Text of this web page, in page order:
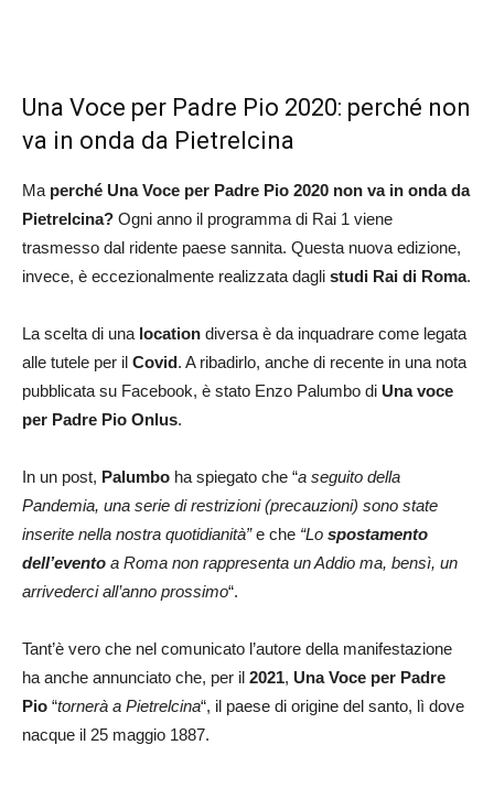
Una Voce per Padre Pio 2020: perché non
va in onda da Pietrelcina
Ma perché Una Voce per Padre Pio 2020 non va in onda da
Pietrelcina? Ogni anno il programma di Rai 1 viene
trasmesso dal ridente paese sannita. Questa nuova edizione,
invece, è eccezionalmente realizzata dagli studi Rai di Roma.
La scelta di una location diversa è da inquadrare come legata
alle tutele per il Covid. A ribadirlo, anche di recente in una nota
pubblicata su Facebook, è stato Enzo Palumbo di Una voce
per Padre Pio Onlus.
In un post, Palumbo ha spiegato che “a seguito della
Pandemia, una serie di restrizioni (precauzioni) sono state
inserite nella nostra quotidianità”e che “Lo spostamento
dell’evento a Roma non rappresenta un Addio ma, bensì, un
arrivederci all’anno prossimo“.
Tant’è vero che nel comunicato l’autore della manifestazione
ha anche annunciato che, per il 2021, Una Voce per Padre
Pio “tornerà a Pietrelcina“, il paese di origine del santo, lì dove
nacque il 25 maggio 1887.